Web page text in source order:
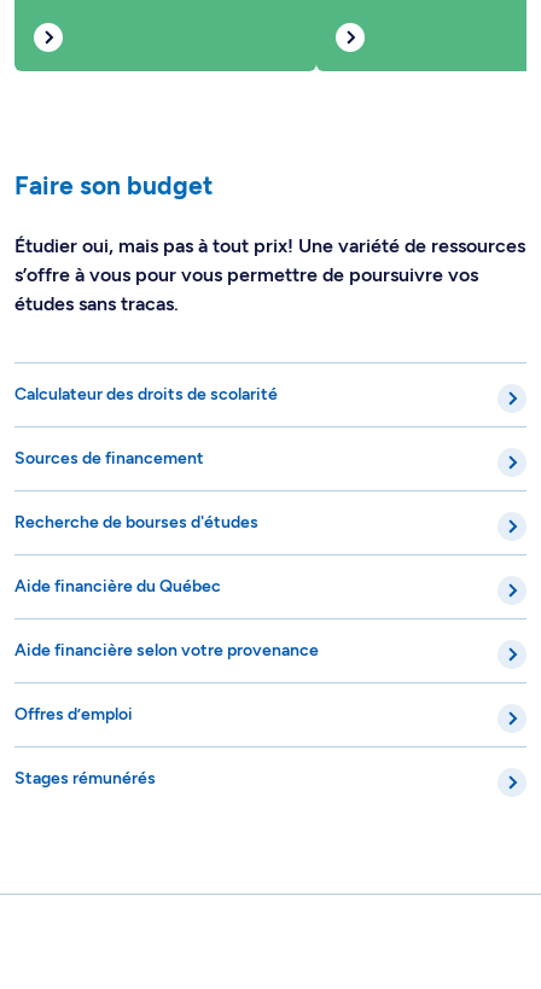
Faire son budget
Étudier oui, mais pas à tout prix! Une variété de ressources
s’offre à vous pour vous permettre de poursuivre vos
études sans tracas.
Calculateur des droits de scolarité
Sources de financement
Recherche de bourses d'études
Aide financière du Québec
Aide financière selon votre provenance
Offres d’emploi
Stages rémunérés